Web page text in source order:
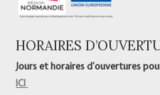
HORAIRES
Jours et horaires d’ouvertures
ICI